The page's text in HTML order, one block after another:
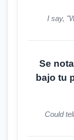
I say,
Se
bajo tu
Could